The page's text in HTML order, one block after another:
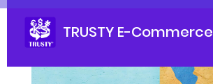
TRUSTY E-Commerce